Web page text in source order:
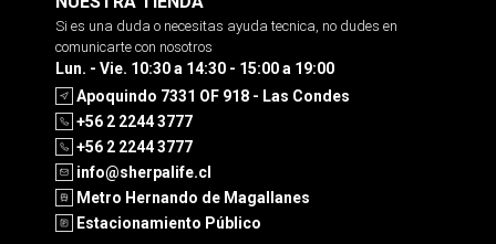
Si es una duda o necesitas ayuda tecnica, no dudes en
comunicarte con nosotros
Lun. - Vie. 10:30 a 14:30 - 15:00 a 19:00
Apoquindo 7331 OF 918 - Las Condes
+56 2 2244 3777
+56 2 2244 3777
info@sherpalife.cl
Metro Hernando de Magallanes
Estacionamiento Público